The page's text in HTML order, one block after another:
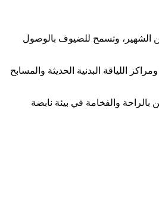
الشهير، وتسمح للضيوف بالوصول
اللياقة البدنية الحديثة والمسابح
بالراحة والفخامة في بيئة نابضة